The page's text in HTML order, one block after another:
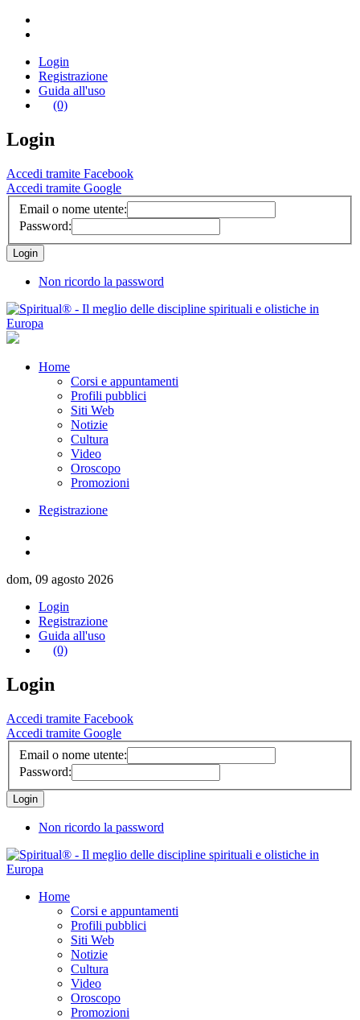
Login
Registrazione
Guida all'uso
(0)
Login
Accedi tramite Facebook
Accedi tramite Google
Email o nome utente:
Password:
Non ricordo la password
Home
Corsi e appuntamenti
Profili pubblici
Siti Web
Notizie
Cultura
Video
Oroscopo
Promozioni
Registrazione
dom, 09 agosto 2026
Login
Registrazione
Guida all'uso
(0)
Login
Accedi tramite Facebook
Accedi tramite Google
Email o nome utente:
Password:
Non ricordo la password
Home
Corsi e appuntamenti
Profili pubblici
Siti Web
Notizie
Cultura
Video
Oroscopo
Promozioni